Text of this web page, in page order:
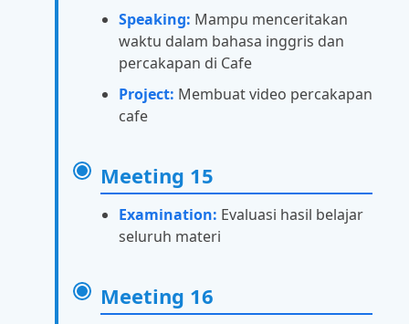
Speaking: Mampu menceritakan
waktu dalam bahasa inggris dan
percakapan di Cafe
Project: Membuat video percakapan
cafe
Meeting 15
Examination: Evaluasi hasil belajar
seluruh materi
Meeting 16